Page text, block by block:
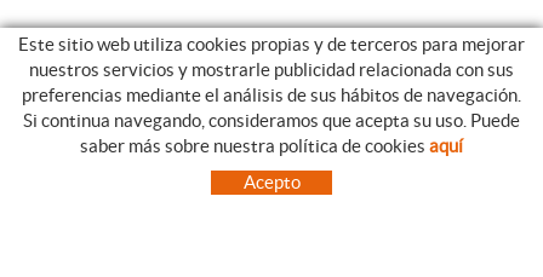
CATEGORIAS GUIA DE COMPRA
CONDICIONES DE COMPRA
PAGO
Este sitio web utiliza cookies propias y de terceros para mejorar
nuestros servicios y mostrarle publicidad relacionada con sus
preferencias mediante el análisis de sus hábitos de navegación.
Si continua navegando, consideramos que acepta su uso. Puede
saber más sobre nuestra política de cookies aquí
Acepto